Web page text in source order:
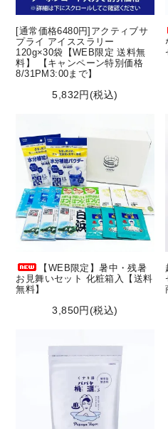
[通常価格6480円]アクティブサ
プライ アイススラリー
120g×30袋【WEB限定 送料無
料】 【キャンペーン特別価格
8/31PM3:00まで】
5,832円(税込)
【WEB限定】暑中・残暑
お見舞いセット 化粧箱入【送料
無料】
3,850円(税込)